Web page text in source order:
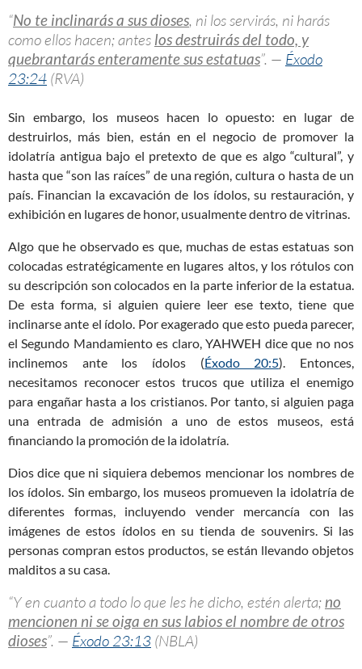
“No te inclinarás a sus dioses, ni los servirás, ni harás
como ellos hacen; antes los destruirás del todo, y
quebrantarás enteramente sus estatuas”. — Éxodo
23:24 (RVA)
Sin embargo, los museos hacen lo opuesto: en lugar de
destruirlos, más bien, están en el negocio de promover la
idolatría antigua bajo el pretexto de que es algo “cultural”, y
hasta que “son las raíces” de una región, cultura o hasta de un
país. Financian la excavación de los ídolos, su restauración, y
exhibición en lugares de honor, usualmente dentro de vitrinas.
Algo que he observado es que, muchas de estas estatuas son
colocadas estratégicamente en lugares altos, y los rótulos con
su descripción son colocados en la parte inferior de la estatua.
De esta forma, si alguien quiere leer ese texto, tiene que
inclinarse ante el ídolo. Por exagerado que esto pueda parecer,
el Segundo Mandamiento es claro, YAHWEH dice que no nos
inclinemos ante los ídolos (Éxodo 20:5). Entonces,
necesitamos reconocer estos trucos que utiliza el enemigo
para engañar hasta a los cristianos. Por tanto, si alguien paga
una entrada de admisión a uno de estos museos, está
financiando la promoción de la idolatría.
Dios dice que ni siquiera debemos mencionar los nombres de
los ídolos. Sin embargo, los museos promueven la idolatría de
diferentes formas, incluyendo vender mercancía con las
imágenes de estos ídolos en su tienda de souvenirs. Si las
personas compran estos productos, se están llevando objetos
malditos a su casa.
“Y en cuanto a todo lo que les he dicho, estén alerta; no
mencionen ni se oiga en sus labios el nombre de otros
dioses”. — Éxodo 23:13 (NBLA)